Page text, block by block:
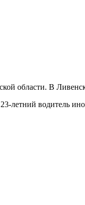
области. В
летний водитель